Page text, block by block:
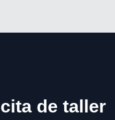
de taller